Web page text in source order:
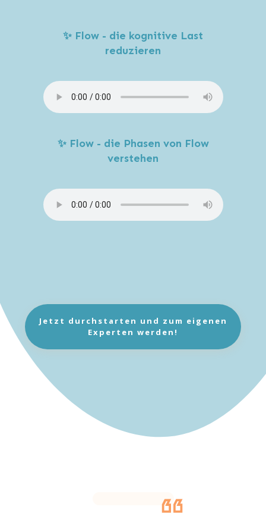
✨ Flow - die kognitive Last
reduzieren
✨ Flow - die Phasen von Flow
verstehen
Jetzt durchstarten und zum eigenen
Experten werden!